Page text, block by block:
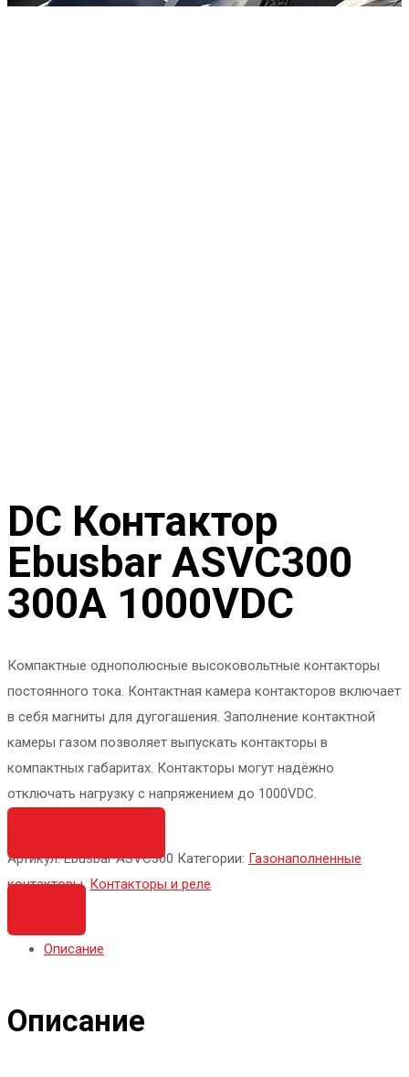
DC Контактор
Ebusbar ASVC300
300A 1000VDC
Компактные однополюсные высоковольтные контакторы
постоянного тока. Контактная камера контакторов включает
в себя магниты для дугогашения. Заполнение контактной
камеры газом позволяет выпускать контакторы в
компактных габаритах. Контакторы могут надёжно
отключать нагрузку с напряжением до 1000VDC.
Артикул: Ebusbar ASVC300 Категории: Газонаполненные
контакторы, Контакторы и реле
Описание
Описание